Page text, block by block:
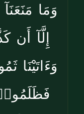
وَمَا
إِلَّآ أَن
وَءَاتَيْنَا